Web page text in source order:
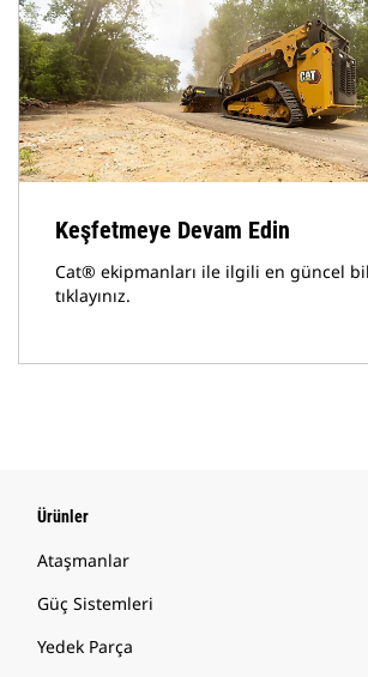
Keşfetmeye Devam Edin
Cat® ekipmanları ile ilgili en güncel
tıklayınız.
Ürünler
Ataşmanlar
Güç Sistemleri
Yedek Parça